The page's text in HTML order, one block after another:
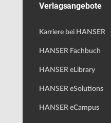
Verlagsangebote
Karriere bei HANSER
HANSER Fachbuch
HANSER eLibrary
HANSER eSolutions
HANSER eCampus